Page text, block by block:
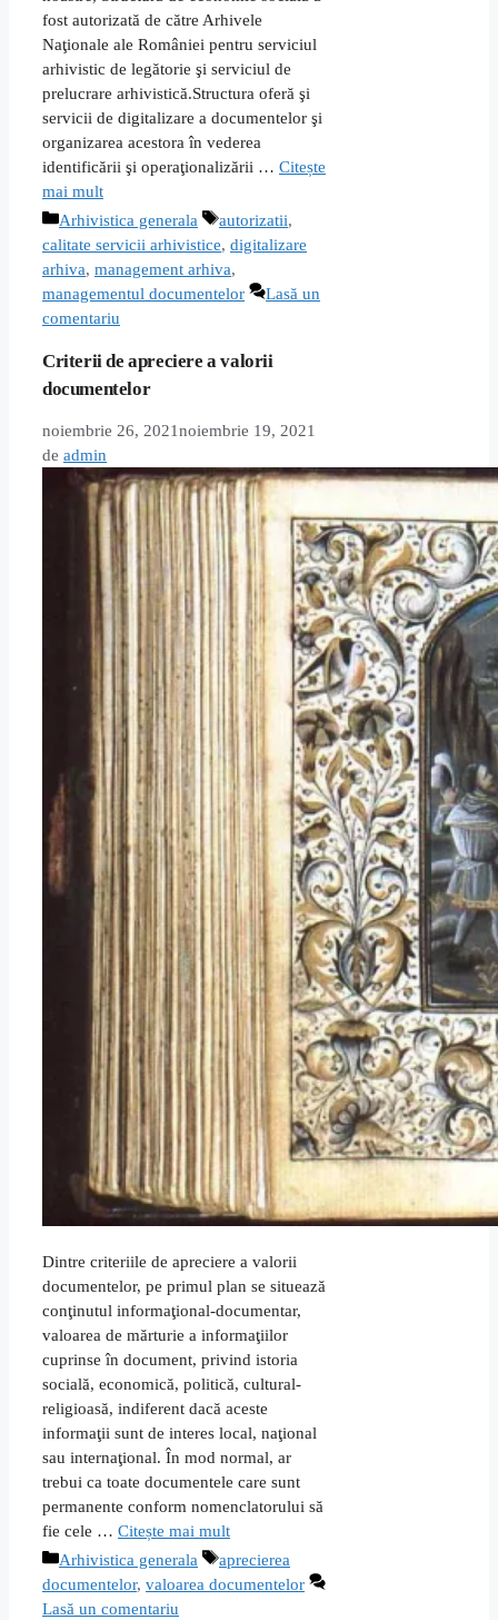
fost autorizată de către Arhivele
Naţionale ale României pentru serviciul
arhivistic de legătorie şi serviciul de
prelucrare arhivistică.Structura oferă şi
servicii de digitalizare a documentelor şi
organizarea acestora în vederea
identificării şi operaţionalizării … Citește
mai mult
Categorii
Arhivistica generala Etichete
autorizatii,
calitate servicii arhivistice, digitalizare
arhiva, management arhiva,
managementul documentelor
Lasă un
comentariu
Criterii de apreciere a valorii
documentelor
noiembrie 26, 2021noiembrie 19, 2021
de admin
Dintre criteriile de apreciere a valorii
documentelor, pe primul plan se situează
conţinutul informaţional-documentar,
valoarea de mărturie a informaţiilor
cuprinse în document, privind istoria
socială, economică, politică, cultural-
religioasă, indiferent dacă aceste
informaţii sunt de interes local, naţional
sau internaţional. În mod normal, ar
trebui ca toate documentele care sunt
permanente conform nomenclatorului să
fie cele … Citește mai mult
Categorii
Arhivistica generala Etichete
aprecierea
documentelor, valoarea documentelor
Lasă un comentariu